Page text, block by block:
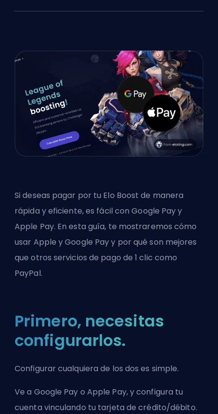
Si deseas pagar por tu Elo Boost de manera
rápida y eficiente, es fácil con Google Pay y
Apple Pay. En esta guía, te mostraremos cómo
usar Apple y Google Pay y por qué son mejores
que otros servicios de pago de 1 clic como
PayPal.
Primero, necesitas
configurarlos.
Configurar cualquiera de los dos es simple.
Ve a Google Pay o Apple Pay, y configura tu
cuenta vinculando tu tarjeta de crédito/débito.